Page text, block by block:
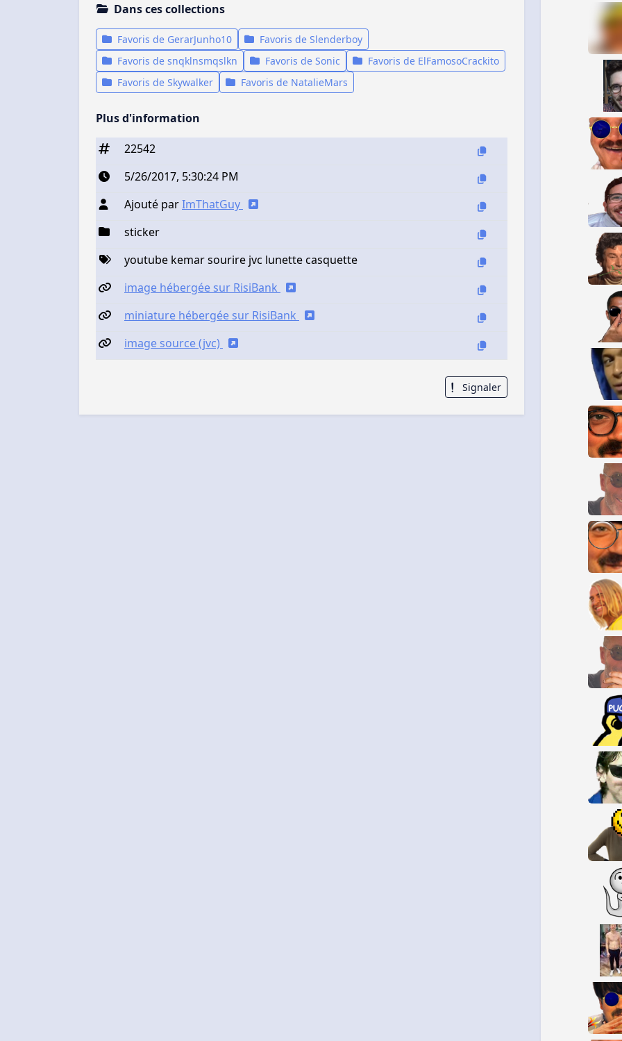
Dans ces collections
Favoris de GerarJunho10
Favoris de Slenderboy
Favoris de snqklnsmqslkn
Favoris de Sonic
Favoris de ElFamosoCrackito
Favoris de Skywalker
Favoris de NatalieMars
Plus d'information
22542
5/26/2017, 5:30:24 PM
Ajouté parImThatGuy
sticker
youtube kemar sourire jvc lunette casquette
image hébergée sur RisiBank
miniature hébergée sur RisiBank
image source (jvc)
Signaler